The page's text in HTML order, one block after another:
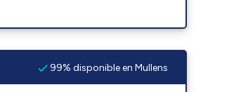
99% disponible en Mullens